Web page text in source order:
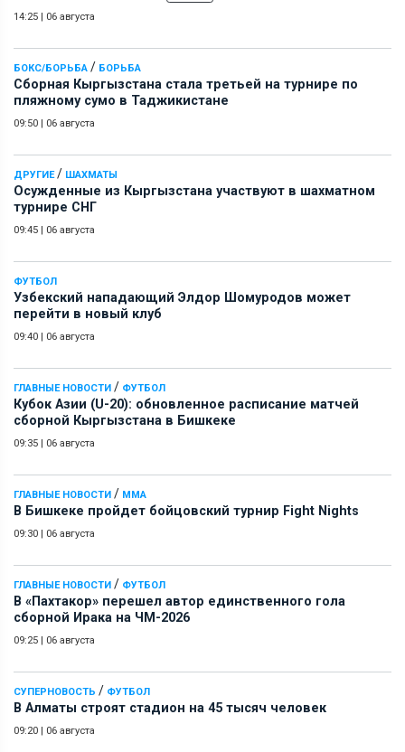
14:25 06 августа
БОКС/БОРЬБА / БОРЬБА
Сборная Кыргызстана стала третьей на турнире по
пляжному сумо в Таджикистане
09:50 06 августа
ДРУГИЕ/ ШАХМАТЫ
Осужденные из Кыргызстана участвуют в шахматном
турнире СНГ
09:45 06 августа
ФУТБОЛ
Узбекский нападающий Элдор Шомуродов может
перейти в новый клуб
09:40 06 августа
ГЛАВНЫЕ НОВОСТИ / ФУТБОЛ
Кубок Азии (U-20): обновленное расписание матчей
сборной Кыргызстана в Бишкеке
09:35 06 августа
ГЛАВНЫЕ НОВОСТИ / ММА
В Бишкеке пройдет бойцовский турнир Fight Nights
09:30 06 августа
ГЛАВНЫЕ НОВОСТИ / ФУТБОЛ
В «Пахтакор» перешел автор единственного гола
сборной Ирака на ЧМ-2026
09:25 06 августа
СУПЕРНОВОСТЬ / ФУТБОЛ
В Алматы строят стадион на 45 тысяч человек
09:20 06 августа